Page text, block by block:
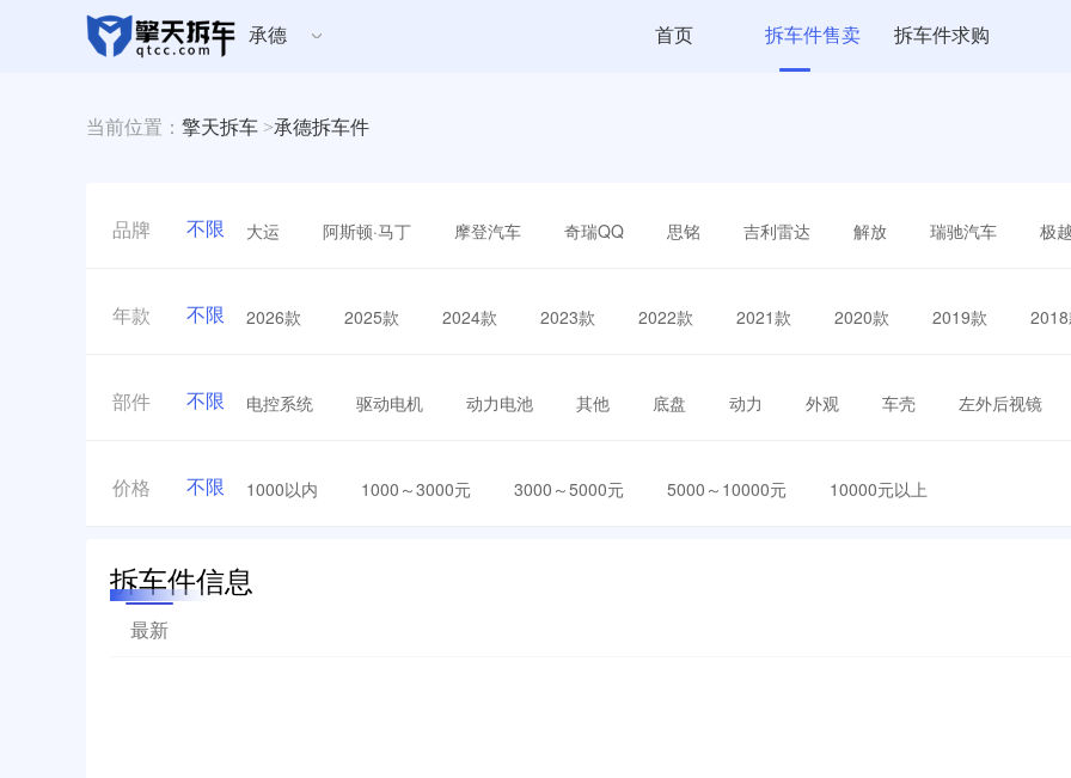
承德 首页 拆车件售卖 拆车件求购
当前位置： 擎天拆车 >承德拆车件
品牌 不限 大运 阿斯顿·马丁 摩登汽车 奇瑞QQ 思铭 吉利雷达 解放 瑞驰汽车 极
年款 不限 2026款 2025款 2024款 2023款 2022款 2021款 2020款 2019款
部件 不限 电控系统 驱动电机 动力电池 其他 底盘 动力 外观 车壳 左外后视镜
价格 不限 1000以内 1000～3000元 3000～5000元 5000～10000元 10000元以上
拆车件信息
最新